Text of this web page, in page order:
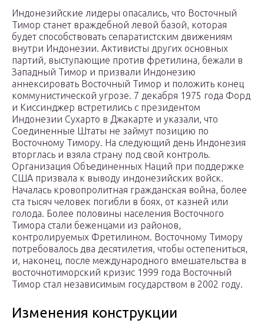
Индонезийские лидеры опасались, что Восточный
Тимор станет враждебной левой базой, которая
будет способствовать сепаратистским движениям
внутри Индонезии. Активисты других основных
партий, выступающие против фретилина, бежали в
Западный Тимор и призвали Индонезию
аннексировать Восточный Тимор и положить конец
коммунистической угрозе. 7 декабря 1975 года Форд
и Киссинджер встретились с президентом
Индонезии Сухарто в Джакарте и указали, что
Соединенные Штаты не займут позицию по
Восточному Тимору. На следующий день Индонезия
вторглась и взяла страну под свой контроль.
Организация Объединенных Наций при поддержке
США призвала к выводу индонезийских войск.
Началась кровопролитная гражданская война, более
ста тысяч человек погибли в боях, от казней или
голода. Более половины населения Восточного
Тимора стали беженцами из районов,
контролируемых Фретилином. Восточному Тимору
потребовалось два десятилетия, чтобы остепениться,
и, наконец, после международного вмешательства в
восточнотиморский кризис 1999 года Восточный
Тимор стал независимым государством в 2002 году.
Изменения конструкции